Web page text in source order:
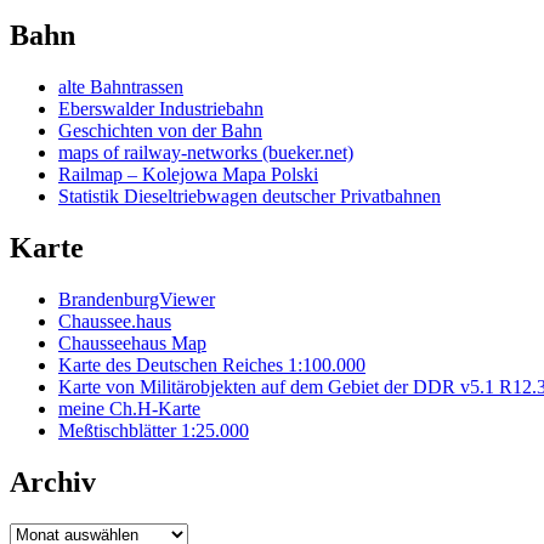
Bahn
alte Bahntrassen
Eberswalder Industriebahn
Geschichten von der Bahn
maps of railway-networks (bueker.net)
Railmap – Kolejowa Mapa Polski
Statistik Dieseltriebwagen deutscher Privatbahnen
Karte
BrandenburgViewer
Chaussee.haus
Chausseehaus Map
Karte des Deutschen Reiches 1:100.000
Karte von Militärobjekten auf dem Gebiet der DDR v5.1
meine Ch.H-Karte
Meßtischblätter 1:25.000
Archiv
Archiv